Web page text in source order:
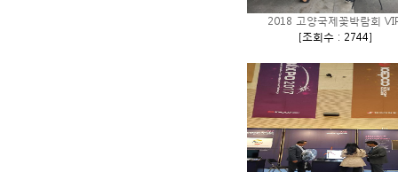
2018 고양국제꽃박람회
[조회수 : 2744]